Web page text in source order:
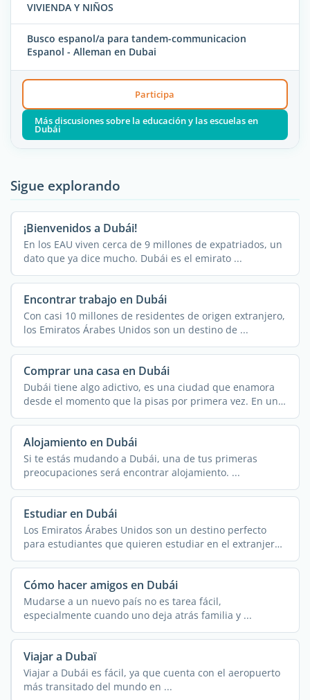
VIVIENDA Y NIÑOS
Busco espanol/a para tandem-communicacion
Espanol - Alleman en Dubai
Participa
Más discusiones sobre la educación y las escuelas en
Dubái
Sigue explorando
¡Bienvenidos a Dubái!
En los EAU viven cerca de 9 millones de expatriados, un
dato que ya dice mucho. Dubái es el emirato ...
Encontrar trabajo en Dubái
Con casi 10 millones de residentes de origen extranjero,
los Emiratos Árabes Unidos son un destino de ...
Comprar una casa en Dubái
Dubái tiene algo adictivo, es una ciudad que enamora
desde el momento que la pisas por primera vez. En un
...
Alojamiento en Dubái
Si te estás mudando a Dubái, una de tus primeras
preocupaciones será encontrar alojamiento. ...
Estudiar en Dubái
Los Emiratos Árabes Unidos son un destino perfecto
para estudiantes que quieren estudiar en el extranjero.
...
Cómo hacer amigos en Dubái
Mudarse a un nuevo país no es tarea fácil,
especialmente cuando uno deja atrás familia y ...
Viajar a Dubaï
Viajar a Dubái es fácil, ya que cuenta con el aeropuerto
más transitado del mundo en ...